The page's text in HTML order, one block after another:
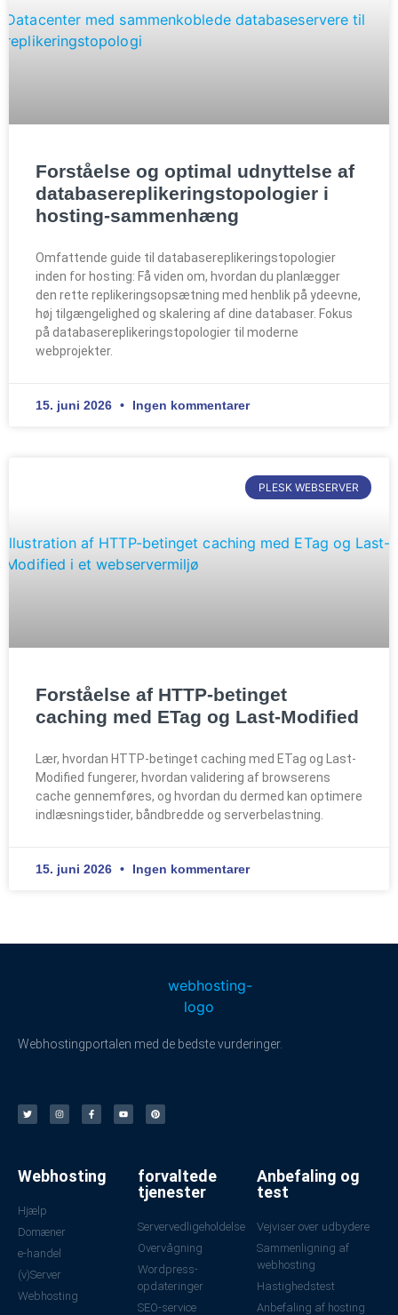
Forståelse og optimal udnyttelse af
databasereplikeringstopologier i
hosting-sammenhæng
Omfattende guide til databasereplikeringstopologier
inden for hosting: Få viden om, hvordan du planlægger
den rette replikeringsopsætning med henblik på ydeevne,
høj tilgængelighed og skalering af dine databaser. Fokus
på databasereplikeringstopologier til moderne
webprojekter.
15. juni 2026 Ingen kommentarer
PLESK WEBSERVER
Forståelse af HTTP-betinget
caching med ETag og Last-Modified
Lær, hvordan HTTP-betinget caching med ETag og Last-
Modified fungerer, hvordan validering af browserens
cache gennemføres, og hvordan du dermed kan optimere
indlæsningstider, båndbredde og serverbelastning.
15. juni 2026 Ingen kommentarer
Webhostingportalen med de bedste vurderinger.
Webhosting
Hjælp
Domæner
e-handel
(v)Server
Webhosting
forvaltede
tjenester
Servervedligeholdelse
Overvågning
Wordpress-
opdateringer
SEO-service
Anbefaling og
test
Vejviser over udbydere
Sammenligning af
webhosting
Hastighedstest
Anbefaling af hosting